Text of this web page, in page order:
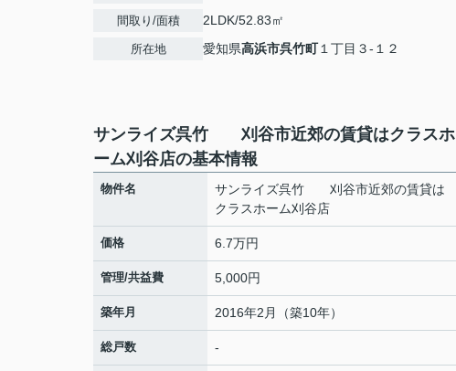
間取り/面積 2LDK/52.83㎡
所在地 愛知県高浜市呉竹町１丁目３-１２
サンライズ呉竹 刈谷市近郊の賃貸はクラスホ
ーム刈谷店の基本情報
物件名
サンライズ呉竹 刈谷市近郊の賃貸は
クラスホーム刈谷店
価格 6.7万円
管理/共益費 5,000円
築年月 2016年2月（築10年）
総戸数 -